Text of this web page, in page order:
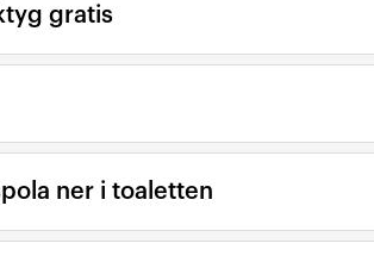
gratis
ner i toaletten